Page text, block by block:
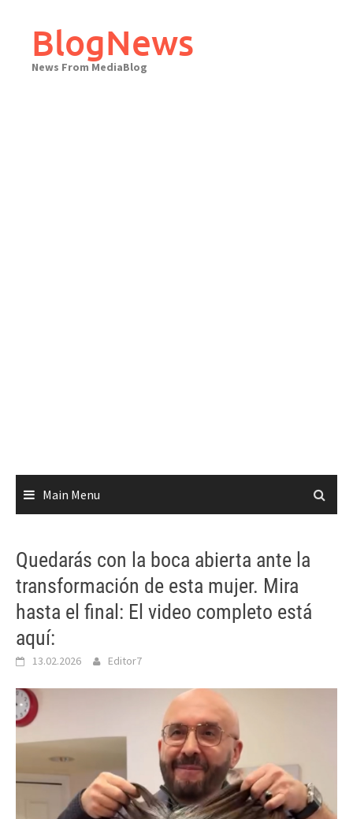
contentBlogNews
News From MediaBlog
Main Menu
Quedarás con la boca abierta ante la
transformación de esta mujer. Mira
hasta el final: El video completo está
aquí:
13.02.2026 Editor7